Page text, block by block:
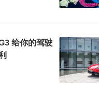
热情的态度将智能展车
来了别开生面的互动
的创新设计理念、先
给你的驾驶